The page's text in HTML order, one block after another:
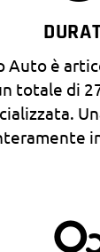
Auto è
totale di